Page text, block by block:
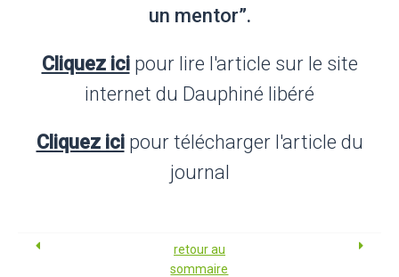
un mentor”.
Cliquez icipour lire l'article sur le site
internet du Dauphiné libéré
Cliquez icipour télécharger l'article du
journal
retour au
sommaire